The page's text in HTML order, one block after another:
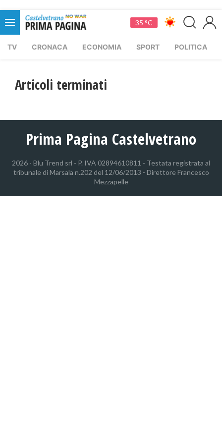
35 °C
TV CRONACA ECONOMIA SPORT POLITICA
Articoli terminati
Prima Pagina Castelvetrano
2026 - Blu Trend srl - P. IVA 02894610811 - Testata registrata al
tribunale di Marsala n.202 del 12/06/2013 - Direttore Francesco
Mezzapelle